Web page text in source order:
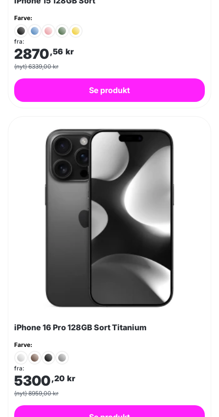
Farve:
fra:
2870,56 kr
(nyt) 6339,00 kr
Se produkt
iPhone 16 Pro 128GB Sort Titanium
Farve:
fra:
5300,20 kr
(nyt) 8959,00 kr